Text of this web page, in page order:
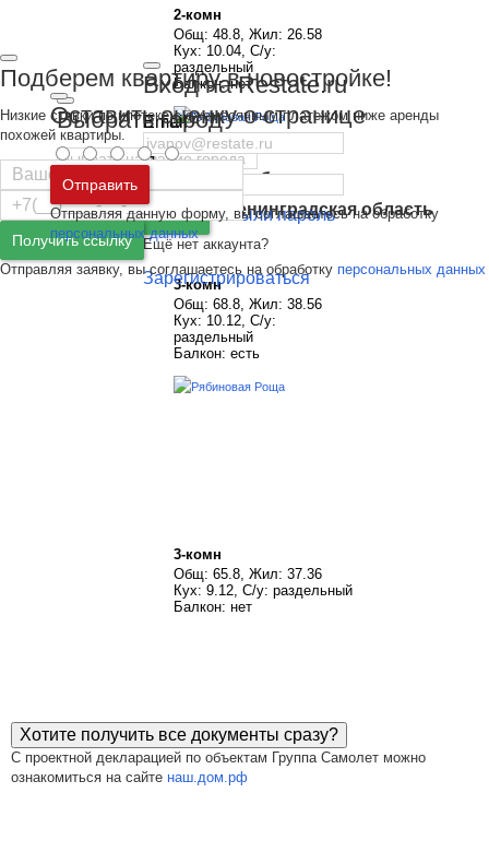
Выбрать город
Москва и
Московская область
Санкт-Петербург иЛенинградская область
Вход на Restate.ru
Email
Пароль
Войти Забыли пароль
Ещё нет аккаунта?
Зарегистрироваться
2-комн
Общ: 48.8, Жил: 26.58
Кух: 10.04, С/у:
раздельный
Балкон: нет
3-комн
Общ: 68.8, Жил: 38.56
Кух: 10.12, С/у:
раздельный
Балкон: есть
3-комн
Общ: 65.8, Жил: 37.36
Кух: 9.12, С/у: раздельный
Балкон: нет
Хотите получить все документы сразу?
С проектной декларацией по объектам Группа Самолет можно
ознакомиться на сайте наш.дом.рф
Подберем квартиру в новостройке!
Низкие ставки по ипотеке с ежемесячным платежом ниже аренды
похожей квартиры.
Получить ссылку
Отправляя заявку, вы соглашаетесь на обработку персональных данных
Оставить оценку о странице
Отправить
Отправляя данную форму, вы соглашаетесь на обработку
персональных данных